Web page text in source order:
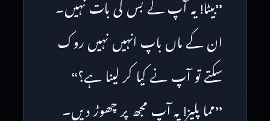
’’بیٹا! یہ آپ کے بس کی بات نہیں۔
ان کے ماں باپ انہیں نہیں روک
سکتے تو آپ نے کیا کر لینا ہے؟‘‘
’’مما پلیز! یہ آپ مجھ پر چھوڑ دیں۔